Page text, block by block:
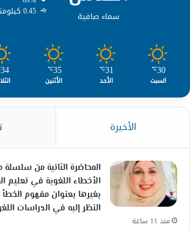
سماء صافية
0.45 كيلومتر/ساعة
30
℃
السبت
31
℃
الأحد
35
℃
الأثنين
34
الأخيرة
المحاضرة الثانية من
الأخطاء اللغوية في تعليم
بغيرها بعنوان مفهوم
النظر إليه في الدراسات
منذ 11 ساعة